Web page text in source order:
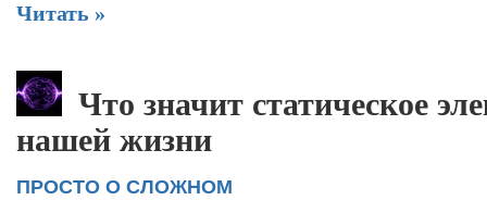
Читать »
Что значит статическое
нашей жизни
ПРОСТО О СЛОЖНОМ